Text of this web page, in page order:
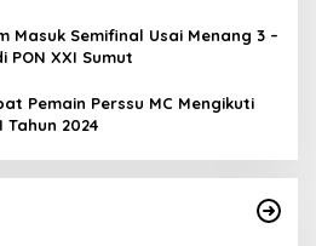
Masuk Semifinal Usai Menang 3 –
XXI Sumut
Pemain Perssu MC Mengikuti
Tahun 2024